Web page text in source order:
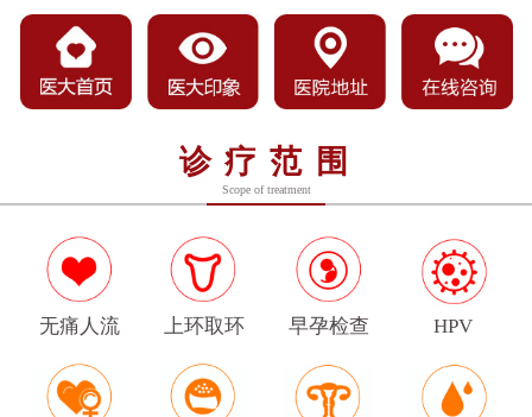
诊疗范围
Scope of treatment
无痛人流 上环取环 早孕检查 HPV